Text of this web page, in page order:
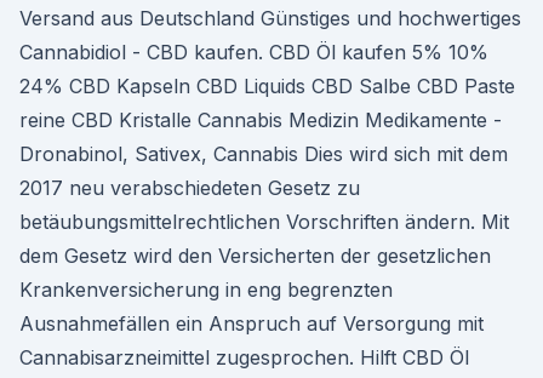
Versand aus Deutschland Günstiges und hochwertiges
Cannabidiol - CBD kaufen. CBD Öl kaufen 5% 10%
24% CBD Kapseln CBD Liquids CBD Salbe CBD Paste
reine CBD Kristalle Cannabis Medizin Medikamente -
Dronabinol, Sativex, Cannabis Dies wird sich mit dem
2017 neu verabschiedeten Gesetz zu
betäubungsmittelrechtlichen Vorschriften ändern. Mit
dem Gesetz wird den Versicherten der gesetzlichen
Krankenversicherung in eng begrenzten
Ausnahmefällen ein Anspruch auf Versorgung mit
Cannabisarzneimittel zugesprochen. Hilft CBD Öl